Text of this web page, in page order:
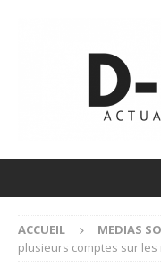
ACCUEIL MEDIAS
plusieurs comptes sur